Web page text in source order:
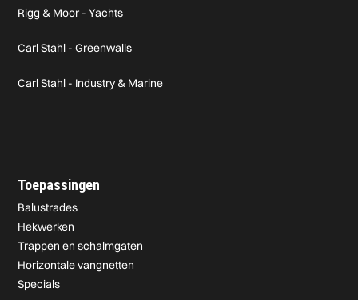
Rigg & Moor - Yachts
Carl Stahl - Greenwalls
Carl Stahl - Industry & Marine
Toepassingen
Balustrades
Hekwerken
Trappen en schalmgaten
Horizontale vangnetten
Specials